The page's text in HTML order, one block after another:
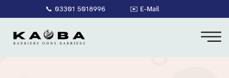
📞 03301 5018996 ✉️ E-Mail